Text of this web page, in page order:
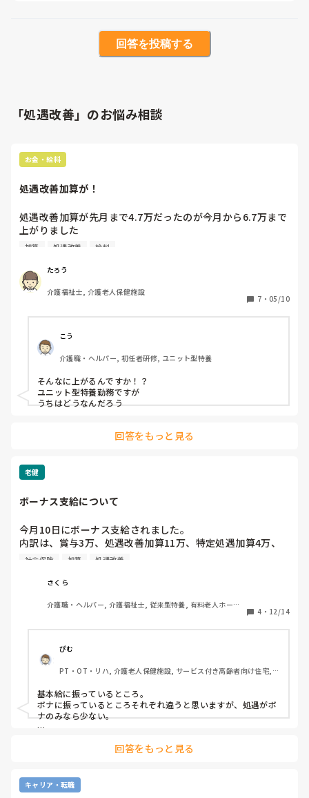
回答を投稿する
「処遇改善」のお悩み相談
お金・給料
処遇改善加算が！
処遇改善加算が先月まで4.7万だったのが今月から6.7万まで
上がりました
6月からは更に上がるそうで楽しみです
ることになり良かったです(*^^*)
加算 処遇改善 給料
たろう
介護福祉士, 介護老人保健施設
7 ・ 05/10
こう
介護職・ヘルパー, 初任者研修, ユニット型特養
そんなに上がるんですか！？
ユニット型特養勤務ですが
うちはどうなんだろう
回答をもっと見る
老健
ボーナス支給について
今月10日にボーナス支給されました。
内訳は、賞与3万、処遇改善加算11万、特定処遇加算4万、
そこから社会保険、所得税、雇用保険3万控除されていまし
これは介護業界の平均値から見てどうでしょうか？
社会保険 加算 処遇改善
さくら
介護職・ヘルパー, 介護福祉士, 従来型特養, 有料老人ホーム,
4 ・ 12/14
ぴむ
PT・OT・リハ, 介護老人保健施設, サービス付き高齢者向け住宅,
基本給に振っているところ。
ボナに振っているところそれぞれ違うと思いますが、処遇がボ
ナのみなら少ない。
回答をもっと見る
キャリア・転職